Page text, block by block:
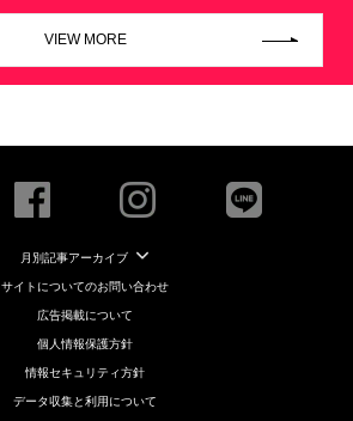
VIEW MORE
月別記事アーカイブ
サイトについてのお問い合わせ
広告掲載について
個人情報保護方針
情報セキュリティ方針
データ収集と利用について